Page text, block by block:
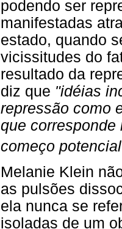
podendo ser
manifestadas
estado, quando
vicissitudes do
resultado da
diz que "idéias
repressão como
que
começo
Melanie Klein
as pulsões
ela nunca se
isoladas de um